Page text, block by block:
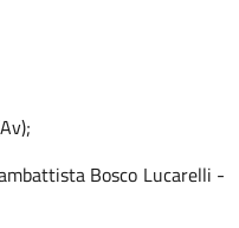
Bosco Lucarelli -